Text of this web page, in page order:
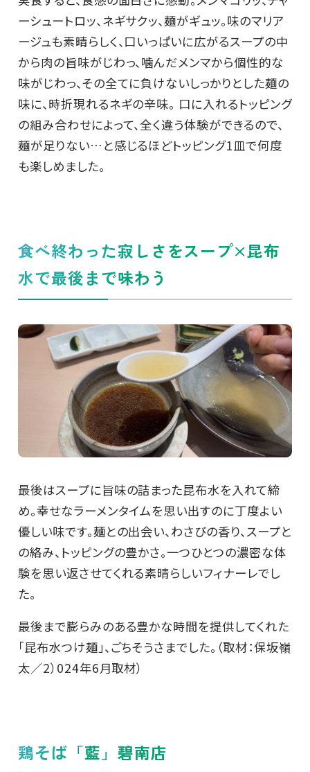
ーシュートロッ、ネギサクッ、麺がギュッ。味のマリア
ージュも素晴らしく、口いっぱいに広がるスープの中
から肉の旨味がじわっ、噛んだメンマから個性的な
味がじわっ、その全てに負けないしっかりとした麺の
味に、時折現れるネギの辛味。 口に入れるトッピング
の組み合わせによって、全く違う体験ができるので、
麺が足りない…と感じるほどトッピング1皿で何度
も楽しめました。
食べ終わった寂しさをスープ×昆布
水で最後まで味わう
最後はスープに旨味の詰まった昆布水を入れて締
め。幸せなラーメンタイムを思い出すのに丁度よい
優しい味です。麺との出会い、わさびの香り、スープと
の絡み、トッピングの豊かさ。一つひとつの濃密な体
験を思い返させてくれる素晴らしいフィナーレでし
た。
最後まで膨らみのある豊かな時間を提供してくれた
「昆布水つけ麺」、ごちそうさまでした。（取材：保坂嶺
太／2）024年6月取材）
鶏そば「藍」碧南店